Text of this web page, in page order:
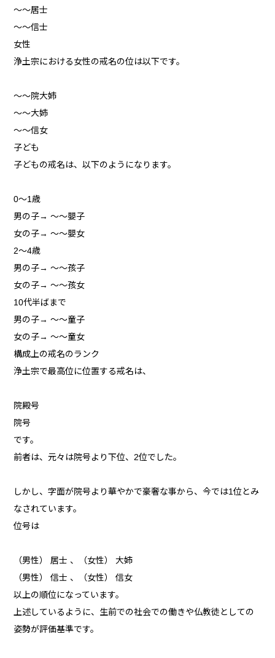
～～居士
～～信士
女性
浄土宗における女性の戒名の位は以下です。
～～院大姉
～～大姉
～～信女
子ども
子どもの戒名は、以下のようになります。
0～1歳
男の子→ ～～嬰子
女の子→ ～～嬰女
2～4歳
男の子→ ～～孩子
女の子→ ～～孩女
10代半ばまで
男の子→ ～～童子
女の子→ ～～童女
構成上の戒名のランク
浄土宗で最高位に位置する戒名は、
院殿号
院号
です。
前者は、元々は院号より下位、2位でした。
しかし、字面が院号より華やかで豪奢な事から、今では1位とみ
なされています。
位号は
（男性） 居士 、（女性） 大姉
（男性） 信士 、（女性） 信女
以上の順位になっています。
上述しているように、生前での社会での働きや仏教徒としての
姿勢が評価基準です。